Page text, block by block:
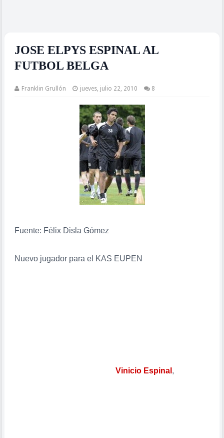
JOSE ELPYS ESPINAL AL
FUTBOL BELGA
Franklin Grullón jueves, julio 22, 2010 8
Fuente: Félix Disla Gómez
Nuevo jugador para el KAS EUPEN
Vinicio Espinal ,